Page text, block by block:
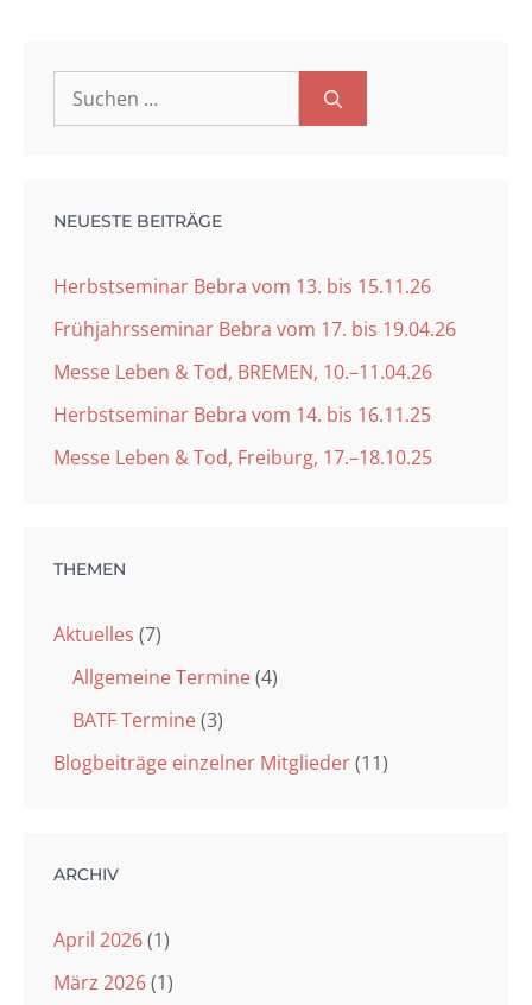
Suchen
nach:
NEUESTE BEITRÄGE
Herbstseminar Bebra vom 13. bis 15.11.26
Frühjahrsseminar Bebra vom 17. bis 19.04.26
Messe Leben & Tod, BREMEN, 10.–11.04.26
Herbstseminar Bebra vom 14. bis 16.11.25
Messe Leben & Tod, Freiburg, 17.–18.10.25
THEMEN
Aktuelles (7)
Allgemeine Termine(4)
BATF Termine(3)
Blogbeiträge einzelner Mitglieder(11)
ARCHIV
April 2026(1)
März 2026(1)